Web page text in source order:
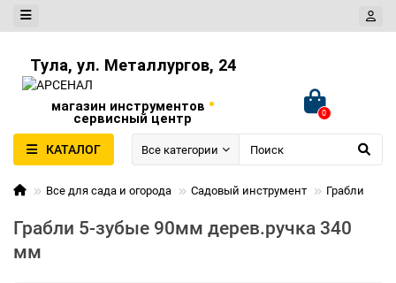
Тула, ул. Металлургов, 24
магазин инструментов •
сервисный центр 0
КАТАЛОГ Все категории
Все для сада и огорода Садовый инструмент Грабли
Грабли 5-зубые 90мм дерев.ручка 340
мм